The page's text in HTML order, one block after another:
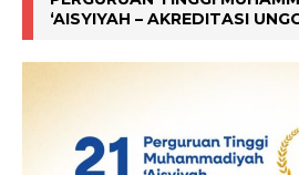
‘AISYIYAH – AKREDITASI